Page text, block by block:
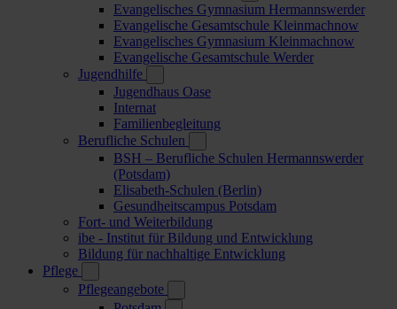
Evangelisches Gymnasium Hermannswerder
Evangelische Gesamtschule Kleinmachnow
Evangelisches Gymnasium Kleinmachnow
Evangelische Gesamtschule Werder
Jugendhilfe
Jugendhaus Oase
Internat
Familienbegleitung
Berufliche Schulen
BSH – Berufliche Schulen Hermannswerder
(Potsdam)
Elisabeth-Schulen (Berlin)
Gesundheitscampus Potsdam
Fort- und Weiterbildung
ibe - Institut für Bildung und Entwicklung
Bildung für nachhaltige Entwicklung
Pflege
Pflegeangebote